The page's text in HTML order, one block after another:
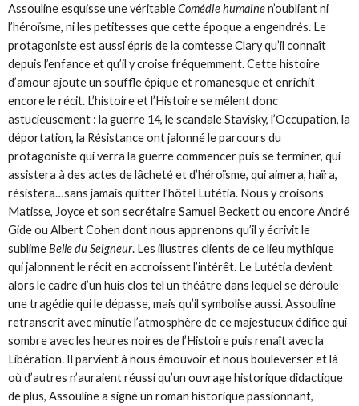
Assouline esquisse une véritableComédie humainen’oubliant ni
l’héroïsme, ni les petitesses que cette époque a engendrés. Le
protagoniste est aussi épris de la comtesse Clary qu’il connaît
depuis l’enfance et qu’il y croise fréquemment. Cette histoire
d’amour ajoute un souffle épique et romanesque et enrichit
encore le récit. L’histoire et l’Histoire se mêlent donc
astucieusement : la guerre 14, le scandale Stavisky, l’Occupation, la
déportation, la Résistance ont jalonné le parcours du
protagoniste qui verra la guerre commencer puis se terminer, qui
assistera à des actes de lâcheté et d’héroïsme, qui aimera, haïra,
résistera…sans jamais quitter l’hôtel Lutétia. Nous y croisons
Matisse, Joyce et son secrétaire Samuel Beckett ou encore André
Gide ou Albert Cohen dont nous apprenons qu’il y écrivit le
sublimeBelle du Seigneur. Les illustres clients de ce lieu mythique
qui jalonnent le récit en accroissent l’intérêt. Le Lutétia devient
alors le cadre d’un huis clos tel un théâtre dans lequel se déroule
une tragédie qui le dépasse, mais qu’il symbolise aussi. Assouline
retranscrit avec minutie l’atmosphère de ce majestueux édifice qui
sombre avec les heures noires de l’Histoire puis renaît avec la
Libération. Il parvient à nous émouvoir et nous bouleverser et là
où d’autres n’auraient réussi qu’un ouvrage historique didactique
de plus, Assouline a signé un roman historique passionnant,